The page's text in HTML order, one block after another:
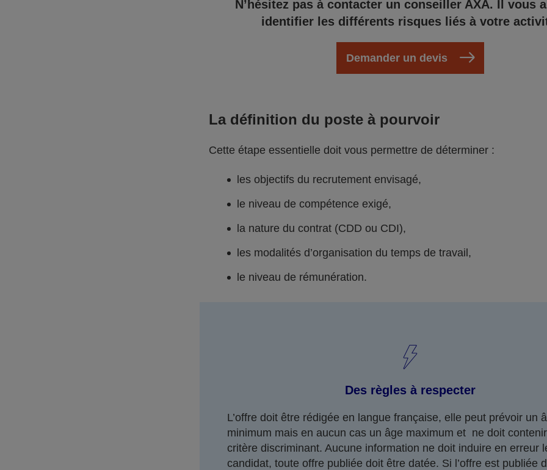
N’hésitez pas à contacter un conseiller AXA. Il vous
identifier les différents risques liés à votre
Demander un devis
La définition du poste à pourvoir
Cette étape essentielle doit vous permettre de déterminer :
les objectifs du recrutement envisagé,
le niveau de compétence exigé,
la nature du contrat (CDD ou CDI),
les modalités d’organisation du temps de travail,
le niveau de rémunération.
Des règles à respecter
L’offre doit être rédigée en langue française, elle peut prévoir un
minimum mais en aucun cas un âge maximum et ne doit
critère discriminant. Aucune information ne doit induire en erreur
candidat, toute offre publiée doit être datée. Si l’offre est publiée